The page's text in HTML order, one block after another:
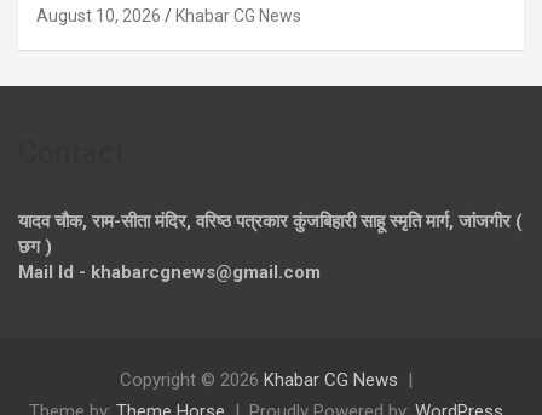
August 10, 2026 Khabar CG News
यादव चौक, राम-सीता मंदिर, वरिष्ठ पत्रकार कुंजबिहारी साहू स्मृति मार्ग, जांजगीर (
छग )
Mail Id - khabarcgnews@gmail.com
Copyright © 2026 Khabar CG News